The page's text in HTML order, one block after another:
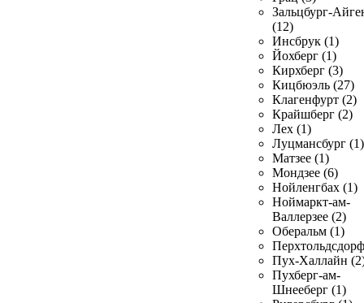
Зальцбург-
(12)
Инсбрук (1)
Йохберг (1)
Кирхберг (3)
Кицбюэль (27)
Клагенфурт (2)
Крайшберг (2)
Лех (1)
Луцмансбург (1)
Матзее (1)
Мондзее (6)
Нойленгбах (1)
Ноймаркт-ам-
Валлерзее (2)
Оберальм (1)
Пух-Халлайн
Пухберг-ам-
Шнееберг (1)